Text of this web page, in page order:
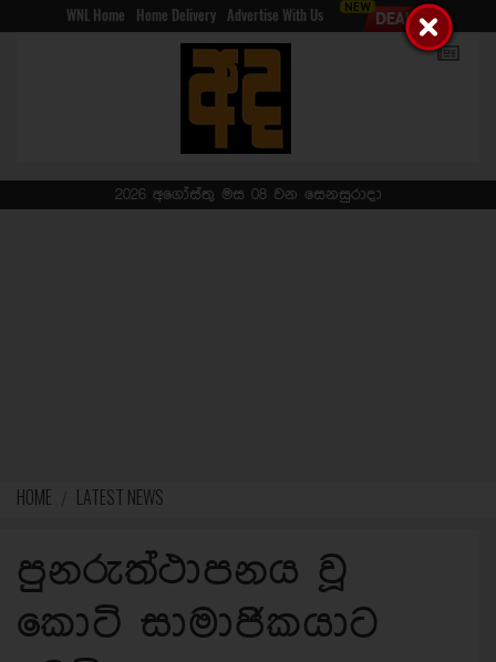
WNL Home Home Delivery Advertise With Us
2026 අගෝස්තු මස 08 වන සෙනසුරාදා
HOME LATEST NEWS
පුනරුත්ථාපනය වූ
කොටි සාමාජිකයාට